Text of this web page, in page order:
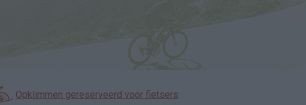
Opklimmen gereserveerd voor fietsers